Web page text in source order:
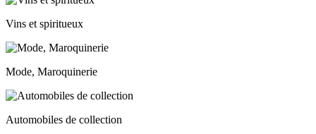
Vins et spiritueux
Mode, Maroquinerie
Automobiles de collection